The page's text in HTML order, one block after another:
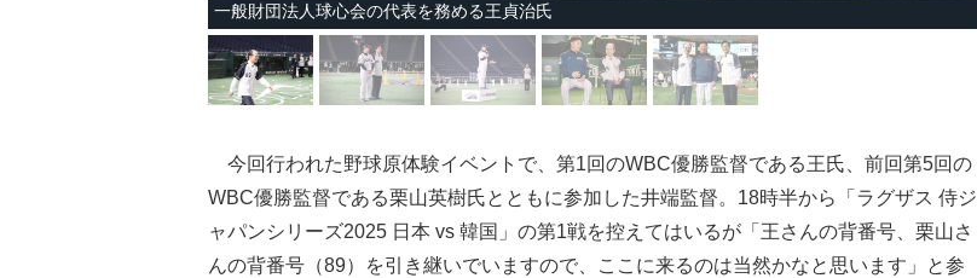
一般財団法人球心会の代表を務める王貞治氏
今回行われた野球原体験イベントで、第1回のWBC優勝監督である王氏、前回第5回の
WBC優勝監督である栗山英樹氏とともに参加した井端監督。18時半から「ラグザス 侍ジ
ャパンシリーズ2025 日本 vs 韓国」の第1戦を控えてはいるが「王さんの背番号、栗山さ
んの背番号（89）を引き継いでいますので、ここに来るのは当然かなと思います」と参